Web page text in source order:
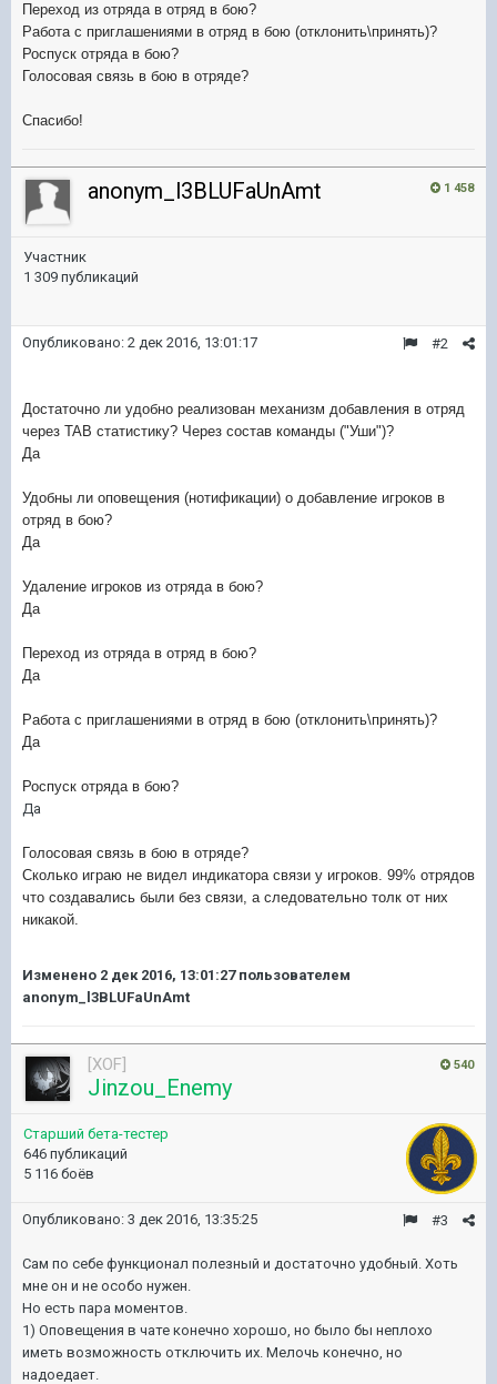
Переход из отряда в отряд в бою?
Работа с приглашениями в отряд в бою (отклонить\принять)?
Роспуск отряда в бою?
Голосовая связь в бою в отряде?
Спасибо!
1 458
anonym_l3BLUFaUnAmt
Участник
1 309 публикаций
#2
Опубликовано: 2 дек 2016, 13:01:17
Достаточно ли удобно реализован механизм добавления в отряд
через TAB статистику? Через состав команды ("Уши")?
Да
Удобны ли оповещения (нотификации) о добавление игроков в
отряд в бою?
Да
Удаление игроков из отряда в бою?
Да
Переход из отряда в отряд в бою?
Да
Работа с приглашениями в отряд в бою (отклонить\принять)?
Да
Роспуск отряда в бою?
Да
Голосовая связь в бою в отряде?
Сколько играю не видел индикатора связи у игроков. 99% отрядов
что создавались были без связи, а следовательно толк от них
никакой.
Изменено 2 дек 2016, 13:01:27пользователем
anonym_l3BLUFaUnAmt
540
[XOF]
Jinzou_Enemy
Старший бета-тестер
646 публикаций
5 116 боёв
#3
Опубликовано: 3 дек 2016, 13:35:25
Сам по себе функционал полезный и достаточно удобный. Хоть
мне он и не особо нужен.
Но есть пара моментов.
1) Оповещения в чате конечно хорошо, но было бы неплохо
иметь возможность отключить их. Мелочь конечно, но
надоедает.